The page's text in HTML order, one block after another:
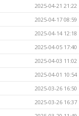
2025-04-21 21:22
2025-04-17 08:59
2025-04-14 12:18
2025-04-05 17:40
2025-04-03 11:02
2025-04-01 10:54
2025-03-26 16:50
2025-03-26 16:37